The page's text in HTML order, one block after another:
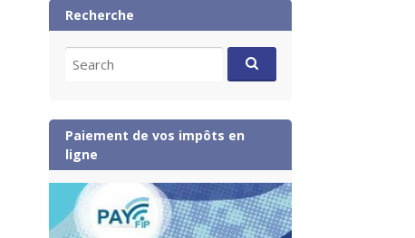
Recherche
for:
Paiement de vos impôts en
ligne